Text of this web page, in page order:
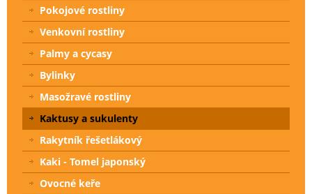
Pokojové rostliny
Venkovní rostliny
Palmy a cycasy
Bylinky
Masožravé rostliny
Kaktusy a sukulenty
Rakytník řešetlákový
Kaki - Tomel japonský
Ovocné keře